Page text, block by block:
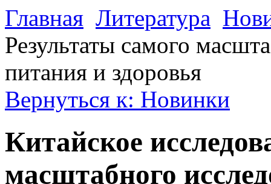
Главная Литература
Результаты самого
питания и здоровья
Вернуться к: Новинки
Китайское
масштабного